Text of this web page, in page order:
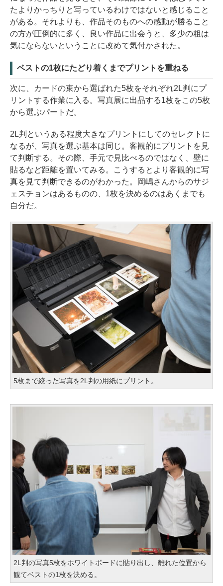
たよりかっちりと写っているわけではないと感じること
がある。それよりも、作品そのものへの感動が勝ること
の方が圧倒的に多く、良い作品に出会うと、多少の粗は
気にならないということに改めて気付かされた。
ベストの1枚にたどり着くまでプリントを重ねる
次に、カードの束から選ばれた5枚をそれぞれ2L判にプ
リントする作業に入る。写真展に出品する1枚をこの5枚
から選ぶパートだ。
2L判というある程度大きなプリントにしてのセレクトに
なるが、写真を選ぶ基本は同じ。客観的にプリントを見
て判断する。その際、手元で見比べるのではなく、壁に
貼るなど距離を置いてみる。こうするとより客観的に写
真を見て判断できるのがわかった。岡嶋さんからのサジ
ェスチョンはあるものの、1枚を決めるのはあくまでも
自分だ。
5枚まで絞った写真を2L判の用紙にプリント。
2L判の写真5枚をホワイトボードに貼り出し、離れた位置から
観てベストの1枚を決める。